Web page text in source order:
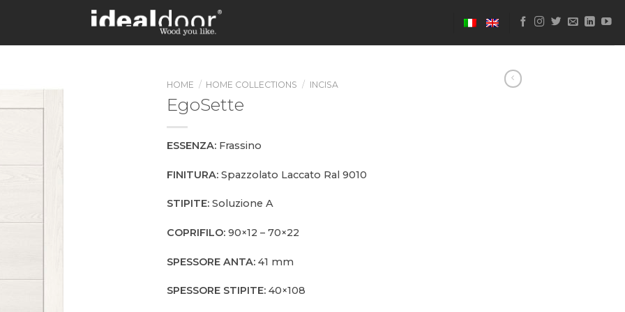
HOME / HOME COLLECTIONS / INCISA
EgoSette
ESSENZA: Frassino
FINITURA: Spazzolato Laccato Ral 9010
STIPITE: Soluzione A
COPRIFILO: 90×12 – 70×22
SPESSORE ANTA: 41 mm
SPESSORE STIPITE: 40×108